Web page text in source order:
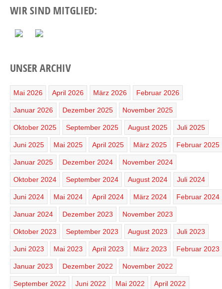
WIR SIND MITGLIED:
UNSER ARCHIV
Mai 2026 April 2026 März 2026 Februar 2026
Januar 2026 Dezember 2025 November 2025
Oktober 2025 September 2025 August 2025 Juli 2025
Juni 2025 Mai 2025 April 2025 März 2025 Februar 2025
Januar 2025 Dezember 2024 November 2024
Oktober 2024 September 2024 August 2024 Juli 2024
Juni 2024 Mai 2024 April 2024 März 2024 Februar 2024
Januar 2024 Dezember 2023 November 2023
Oktober 2023 September 2023 August 2023 Juli 2023
Juni 2023 Mai 2023 April 2023 März 2023 Februar 2023
Januar 2023 Dezember 2022 November 2022
September 2022 Juni 2022 Mai 2022 April 2022